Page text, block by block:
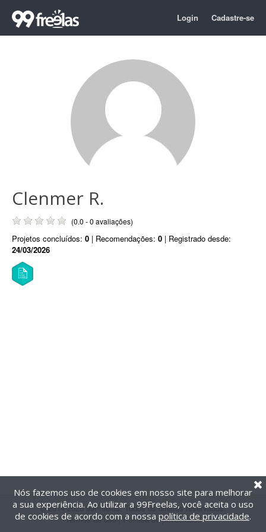
Login Cadastre-se
Clenmer R.
(0.0 - 0 avaliações)
Projetos concluídos: 0 | Recomendações: 0 | Registrado desde:
24/03/2026
@2014-2026 99Freelas. Todos os direitos reservados.
Termos de uso| Política de privacidade
Nós fazemos uso de cookies em nosso site para melhorar
a sua experiência. Ao utilizar a 99Freelas, você aceita o uso
de cookies de acordo com a nossa política de privacidade.